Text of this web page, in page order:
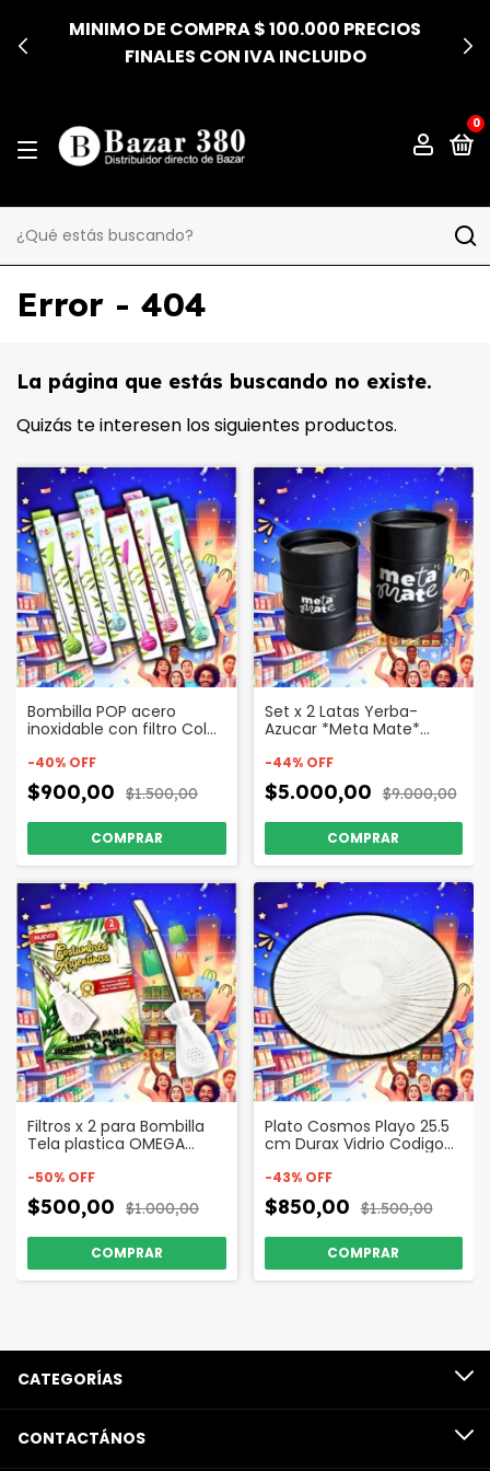
MINIMO DE COMPRA $ 100.000 PRECIOS
FINALES CON IVA INCLUIDO
0
Error - 404
La página que estás buscando no existe.
Quizás te interesen los siguientes productos.
Bombilla POP acero
inoxidable con filtro Color
-40% OFF
$900,00 $1.500,00
Set x 2 Latas Yerba-
Azucar *Meta Mate*
-44% OFF
$5.000,00 $9.000,00
Filtros x 2 para Bombilla
Tela plastica OMEGA
-50% OFF
$500,00 $1.000,00
Plato Cosmos Playo 25.5
cm Durax Vidrio Codigo
-43% OFF
$850,00 $1.500,00
CATEGORÍAS
CONTACTÁNOS